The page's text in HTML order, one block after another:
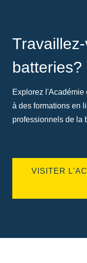
batteries?
Explorez l'Académie
à des formations en
professionnels de la
VISITER